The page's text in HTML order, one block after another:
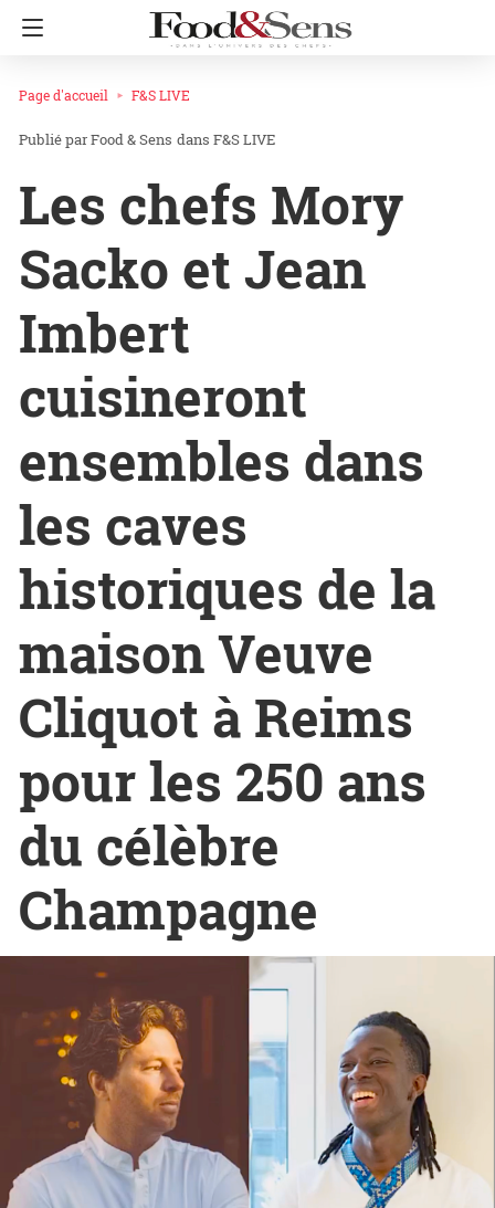
Page d'accueil F&S LIVE
Food & Sens dans F&S LIVE
Les chefs Mory
Sacko et Jean
Imbert
cuisineront
ensembles dans
les caves
historiques de la
maison Veuve
Cliquot à Reims
pour les 250 ans
du célèbre
Champagne